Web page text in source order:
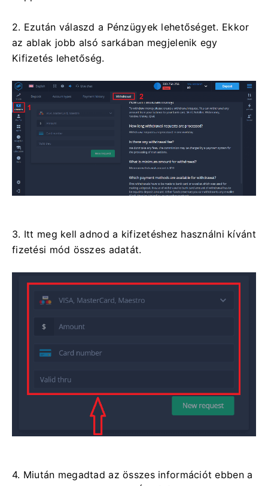
2. Ezután válaszd a Pénzügyek lehetőséget. Ekkor
az ablak jobb alsó sarkában megjelenik egy
Kifizetés lehetőség.
3. Itt meg kell adnod a kifizetéshez használni kívánt
fizetési mód összes adatát.
4. Miután megadtad az összes információt ebben a